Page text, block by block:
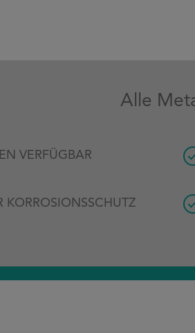
Alle
VERFÜGBAR
KORROSIONSSCHUTZ